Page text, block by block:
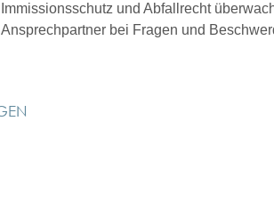
und Abfallrecht
bei Fragen und